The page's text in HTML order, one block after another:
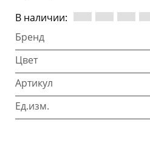
В наличии:
Бренд
Цвет
Артикул
Ед.изм.